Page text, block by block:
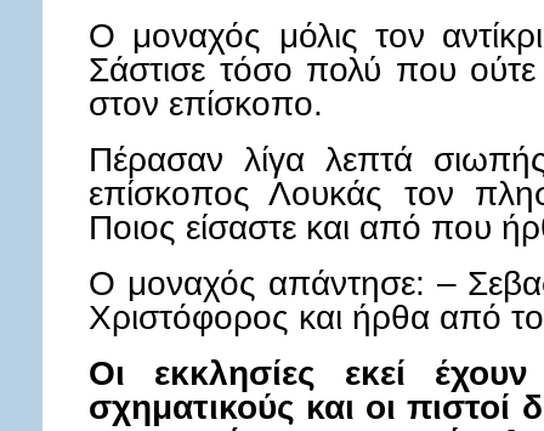
Ο μοναχός μόλις τον
Σάστισε τόσο πολύ που
στον επίσκοπο.
Πέρασαν λίγα λεπτά
επίσκοπος Λουκάς τον
Ποιος είσαστε και από που
Ο μοναχός απάντησε: –
Χριστόφορος και ήρθα από
Οι εκκλησίες εκεί
σχηματικούς και οι